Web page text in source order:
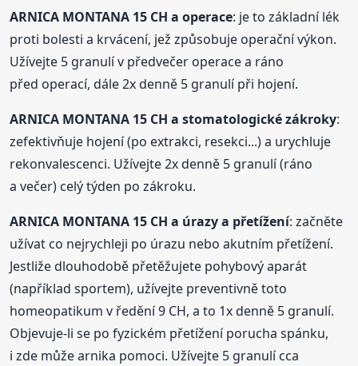
ARNICA MONTANA 15 CH a operace: je to základní lék
proti bolesti a krvácení, jež způsobuje operační výkon.
Užívejte 5 granulí v předvečer operace a ráno
před operací, dále 2x denně 5 granulí při hojení.
ARNICA MONTANA 15 CH a stomatologické zákroky:
zefektivňuje hojení (po extrakci, resekci...) a urychluje
rekonvalescenci. Užívejte 2x denně 5 granulí (ráno
a večer) celý týden po zákroku.
ARNICA MONTANA 15 CH a úrazy a přetížení: začněte
užívat co nejrychleji po úrazu nebo akutním přetížení.
Jestliže dlouhodobě přetěžujete pohybový aparát
(například sportem), užívejte preventivně toto
homeopatikum v ředění 9 CH, a to 1x denně 5 granulí.
Objevuje-li se po fyzickém přetížení porucha spánku,
i zde může arnika pomoci. Užívejte 5 granulí cca